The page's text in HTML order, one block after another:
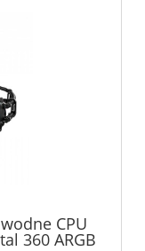
CPU
360 ARGB